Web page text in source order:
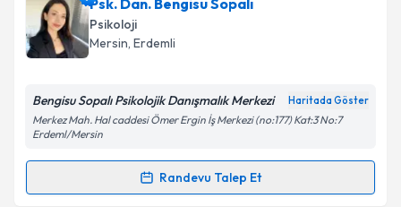
Takvim Talebini Gönder
oluşturun. Size bu uzmandan randevu almanız için bir
takvim hazırlandığında e-posta ile bilgilendireceğiz.
Kişisel verilerimin işlenmesine ilişkinAydınlatma
'ni okudum ve kişisel verilerimin belirtilen
kapsamda işlenmesini kabul ediyorum.
Psk. Dan. Bengisu Sopalı
Psikoloji
Mersin, Erdemli
Bengisu Sopalı Psikolojik Danışmalık Merkezi Haritada Göster
Merkez Mah. Hal caddesi Ömer Ergin İş Merkezi (no:177) Kat:3 No:7
Erdeml/Mersin
Randevu Talep Et
Randevu Takvimi Talebi